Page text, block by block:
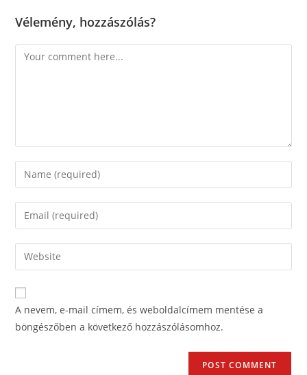
Vélemény, hozzászólás?
A nevem, e-mail címem, és weboldalcímem mentése a
böngészőben a következő hozzászólásomhoz.